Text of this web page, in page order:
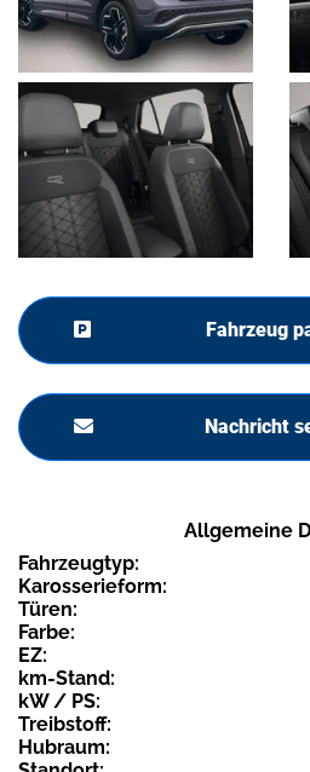
Fahrzeug
Nachricht
Allgemeine
Fahrzeugtyp:
Karosserieform:
Türen:
Farbe:
EZ:
km-Stand:
kW / PS:
Treibstoff:
Hubraum: